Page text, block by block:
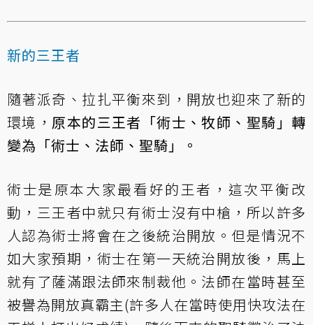
新的三王者
隨著派奇、拉扎平衡來到，開放也迎來了新的
環境， 原本的三王者「術士、牧師、聖騎」轉
變為「術士、法師、聖騎」。
術士是原本大家最看好的王者，這次平衡改
動，三王者中就只有術士沒有中槍，所以許多
人認為術士將會在之後統治開放。但是情況不
如大家預期，術士在第一天統治開放後，馬上
就有了薩滿跟法師來制裁他。法師在當時甚至
被譽為開放真霸主(許多人在當時使用快攻法在